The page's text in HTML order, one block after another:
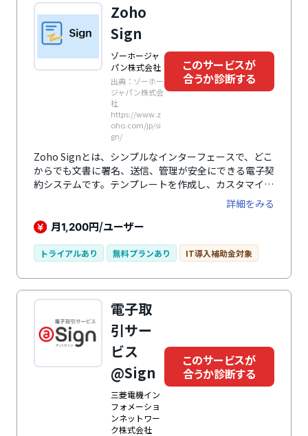
理もしっかりとでき、安心して利用できます。
Zoho
Sign
ゾーホージャ
パン株式会社
出典：ゾーホー
ジャパン株式会
社
https://www.z
oho.com/jp/si
gn/
このサービスが
合うか診断する
Zoho Signとは、シンプルなインターフェースで、どこ
からでも文書に署名、送信、管理が安全にできる電子契
約システムです。テンプレートを作成し、カスタマイズ
しながら繰り返し使用することで業務の効率化を図れま
す。契約書やオファーレターなどあらゆる文書に自分で
電子署名をしてからチームに送信したり、ドキュメント
単に行えます。軍用レベルの暗号化で最高レベルのデー
タセキュリティを確保しており、最新の電子署名法であ
るESIGNとeIDASに準拠しているので、安心してシステ
ムを利用できます。複数の受信者にドキュメントを送信
するときの署名順を決めてドキュメントの受信方法と署
名方法を管理でき、ワークフロー設定も可能です。
詳細をみる
月1,200円/ユーザー
トライアルあり 無料プランあり IT導入補助金対象
電子取
引サー
ビス
@Sign
三菱電機イン
フォメーショ
ンネットワー
ク株式会社
このサービスが
合うか診断する